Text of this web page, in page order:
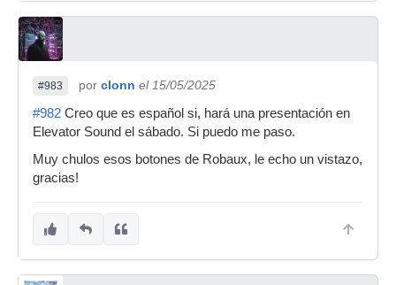
#983 por clonn el 15/05/2025
#982 Creo que es español si, hará una presentación en
Elevator Sound el sábado. Si puedo me paso.
Muy chulos esos botones de Robaux, le echo un vistazo,
gracias!